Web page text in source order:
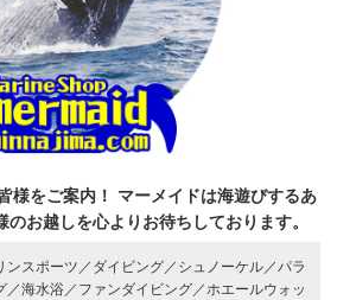
様をご案内！
マーメイドは海遊びするあ
のお越しを心よりお待ちしております。
ンスポーツ／ ダイビング／ シュノーケル／ パラ
／海水浴／ ファンダイビング／ ホエールウォッ